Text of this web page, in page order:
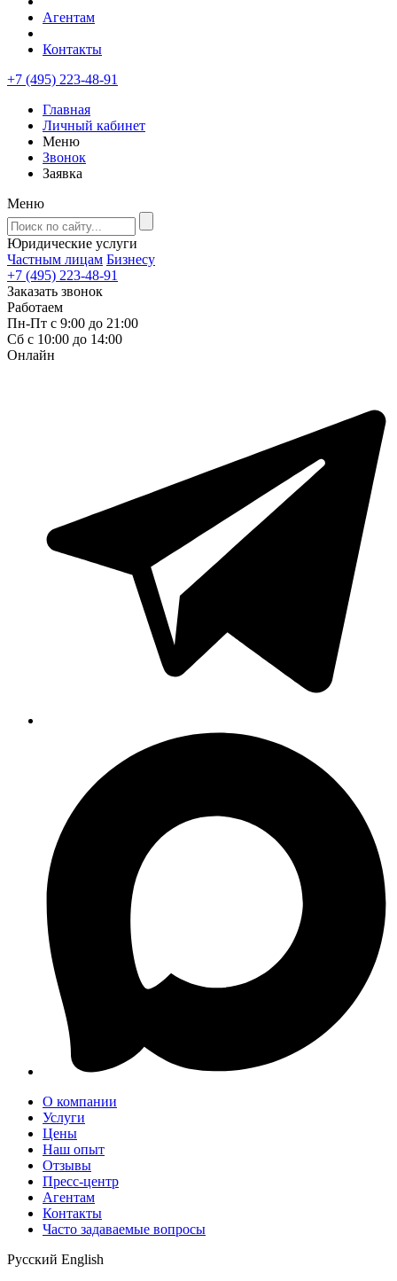
Агентам
Контакты
+7 (495) 223-48-91
Главная
Личный кабинет
Меню
Звонок
Заявка
Меню
Юридические услуги
Частным лицам Бизнесу
+7 (495) 223-48-91
Заказать звонок
Работаем
Пн-Пт с 9:00 до 21:00
Сб с 10:00 до 14:00
Онлайн
О компании
Услуги
Цены
Наш опыт
Отзывы
Пресс-центр
Агентам
Контакты
Часто задаваемые вопросы
Русский English